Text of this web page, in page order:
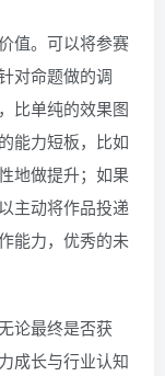
值。可以将参赛
对命题做的调
比单纯的效果图
能力短板，比如
地做提升；如果
主动将作品投递
能力，优秀的未
论最终是否获
成长与行业认知